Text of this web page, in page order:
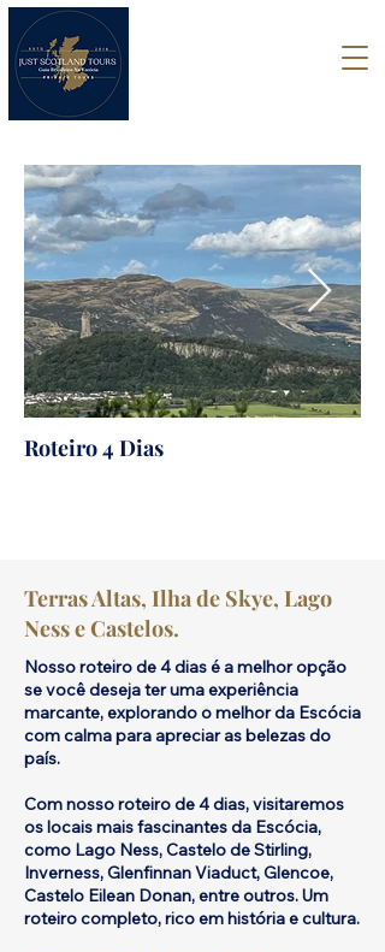
Roteiro 4 Dias
Terras Altas, Ilha de Skye, Lago
Ness e Castelos.
Nosso roteiro de 4 dias é a melhor opção
se você deseja ter uma experiência
marcante, explorando o melhor da Escócia
com calma para apreciar as belezas do
país.
Com nosso roteiro de 4 dias, visitaremos
os locais mais fascinantes da Escócia,
como Lago Ness, Castelo de Stirling,
Inverness, Glenfinnan Viaduct, Glencoe,
Castelo Eilean Donan, entre outros. Um
roteiro completo, rico em história e cultura.